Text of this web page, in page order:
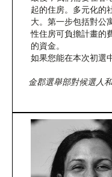
起的住房。多元化的
大。第一步包括對公
性住房可負擔計畫的
的資金。
如果您能在本次初選
金郡選舉部對候選人